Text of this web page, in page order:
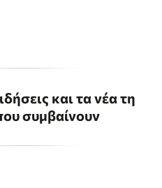
και τα νέα τη
συμβαίνουν